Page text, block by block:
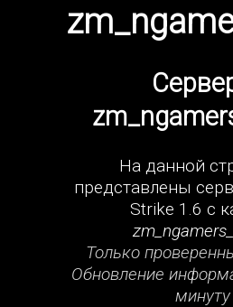
На данной
представлены
Strike 1.6 с
Только
Обновление
минуту